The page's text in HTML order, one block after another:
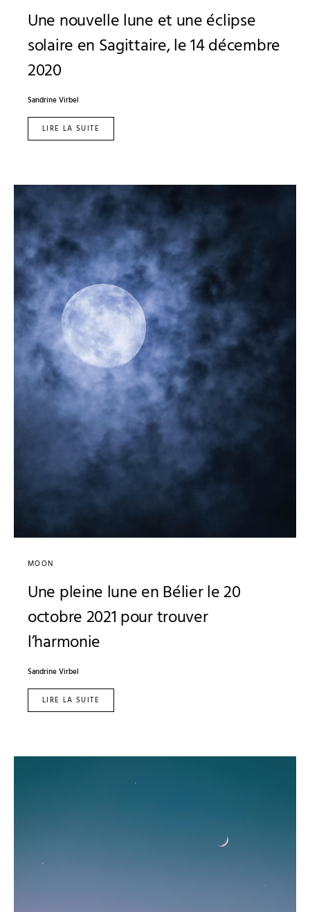
Une nouvelle lune et une éclipse
solaire en Sagittaire, le 14 décembre
2020
Sandrine Virbel
LIRE LA SUITE
MOON
Une pleine lune en Bélier le 20
octobre 2021 pour trouver
l’harmonie
Sandrine Virbel
LIRE LA SUITE